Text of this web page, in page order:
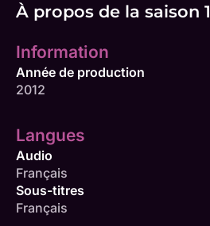
À propos de la saison 1
Information
Année de production
2012
Langues
Audio
Français
Sous-titres
Français